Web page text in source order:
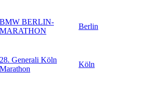
BMW BERLIN-
MARATHON
Berlin
28. Generali Köln
Marathon
Köln